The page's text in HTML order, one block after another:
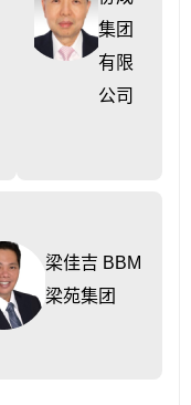
集团
有限
公司
梁佳吉 BBM
梁苑集团